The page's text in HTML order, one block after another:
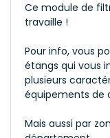
Ce module de
travaille !
Pour info, vous
étangs qui vous
plusieurs
équipements de
Mais aussi par